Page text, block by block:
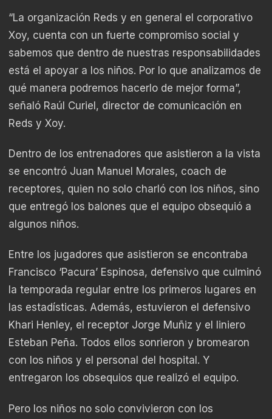
“La organización Reds y en general el corporativo
Xoy, cuenta con un fuerte compromiso social y
sabemos que dentro de nuestras responsabilidades
está el apoyar a los niños. Por lo que analizamos de
qué manera podremos hacerlo de mejor forma”,
señaló Raúl Curiel, director de comunicación en
Reds y Xoy.
Dentro de los entrenadores que asistieron a la vista
se encontró Juan Manuel Morales, coach de
receptores, quien no solo charló con los niños, sino
que entregó los balones que el equipo obsequió a
algunos niños.
Entre los jugadores que asistieron se encontraba
Francisco ‘Pacura’ Espinosa, defensivo que culminó
la temporada regular entre los primeros lugares en
las estadísticas. Además, estuvieron el defensivo
Khari Henley, el receptor Jorge Muñiz y el liniero
Esteban Peña. Todos ellos sonrieron y bromearon
con los niños y el personal del hospital. Y
entregaron los obsequios que realizó el equipo.
Pero los niños no solo convivieron con los